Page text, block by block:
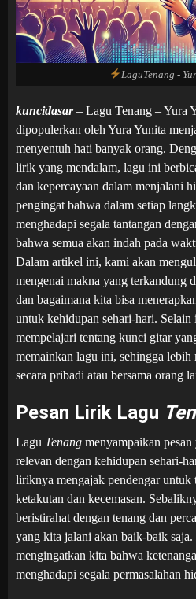
LaguTenang -
kuncidasar – Lagu Tenang – Yura
dipopulerkan oleh Yura Yunita
menyentuh hati banyak orang.
lirik yang mendalam, lagu ini
dan kepercayaan dalam menjalani
pengingat bahwa dalam setiap
menghadapi segala tantangan
bahwa semua akan indah pada
Dalam artikel ini, kami akan
mengenai makna yang terkandung
dan bagaimana kita bisa
untuk kehidupan sehari-hari. Selain
mempelajari tentang kunci gitar
memainkan lagu ini, sehingga
secara pribadi atau bersama orang
Pesan Lirik Lagu
Lagu Tenang menyampaikan
relevan dengan kehidupan sehari-
liriknya mengajak pendengar untuk
ketakutan dan kecemasan.
beristirahat dengan tenang dan
yang kita jalani akan baik-baik
mengingatkan kita bahwa
menghadapi segala permasalahan